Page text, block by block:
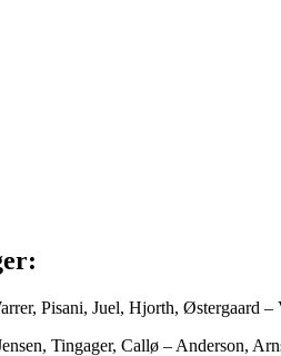
Pisani, Juel, Hjorth, Østergaard
Tingager, Callø – Anderson,